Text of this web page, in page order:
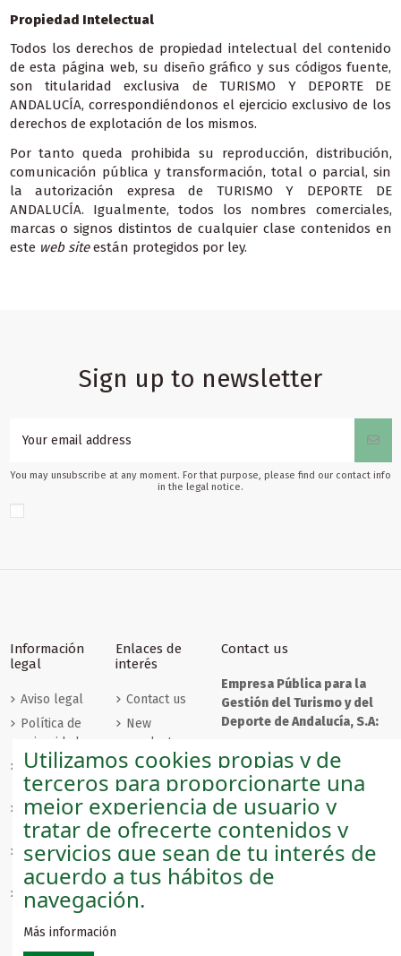
Propiedad Intelectual
Todos los derechos de propiedad intelectual del contenido
de esta página web, su diseño gráfico y sus códigos fuente,
son titularidad exclusiva de TURISMO Y DEPORTE DE
ANDALUCÍA, correspondiéndonos el ejercicio exclusivo de los
derechos de explotación de los mismos.
Por tanto queda prohibida su reproducción, distribución,
comunicación pública y transformación, total o parcial, sin
la autorización expresa de TURISMO Y DEPORTE DE
ANDALUCÍA. Igualmente, todos los nombres comerciales,
marcas o signos distintos de cualquier clase contenidos en
este web siteestán protegidos por ley.
Sign up to newsletter
You may unsubscribe at any moment. For that purpose, please find our contact info
in the legal notice.
Información
legal
Aviso legal
Política de
privacidad
Políticas de
cookies
Condiciones
de envío
Condiciones
de venta
Condiciones
de
devolución
Enlaces de
interés
Contact us
New
products
Best sales
Login
Sobre
nosotros
Contact us
Empresa Pública para la
Gestión del Turismo y del
Deporte de Andalucía, S.A:
29008 - Málaga
andaluciashop@andalucia.org
Empresa Pública para la
Gestión del Turismo y del
Deporte de Andalucía, S.A.
Utilizamos cookies propias y de
terceros para proporcionarte una
mejor experiencia de usuario y
tratar de ofrecerte contenidos y
servicios que sean de tu interés de
acuerdo a tus hábitos de
navegación.
Más información